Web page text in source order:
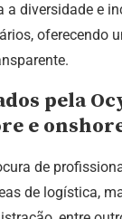
a diversidade e
oferecendo
pela
e
de
de logística,